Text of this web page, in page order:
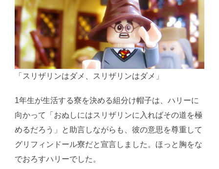
「スリザリンはダメ、スリザリンはダメ」
1年生が生活する寮を決める組分け帽子は、ハリーに
向かって「おぬしにはスリザリンに入ればその道を極
めるだろう」と助言しながらも、彼の意思を尊重して
グリフィンドール寮だと宣言しました。ほっと胸をな
でおろすハリーでした。